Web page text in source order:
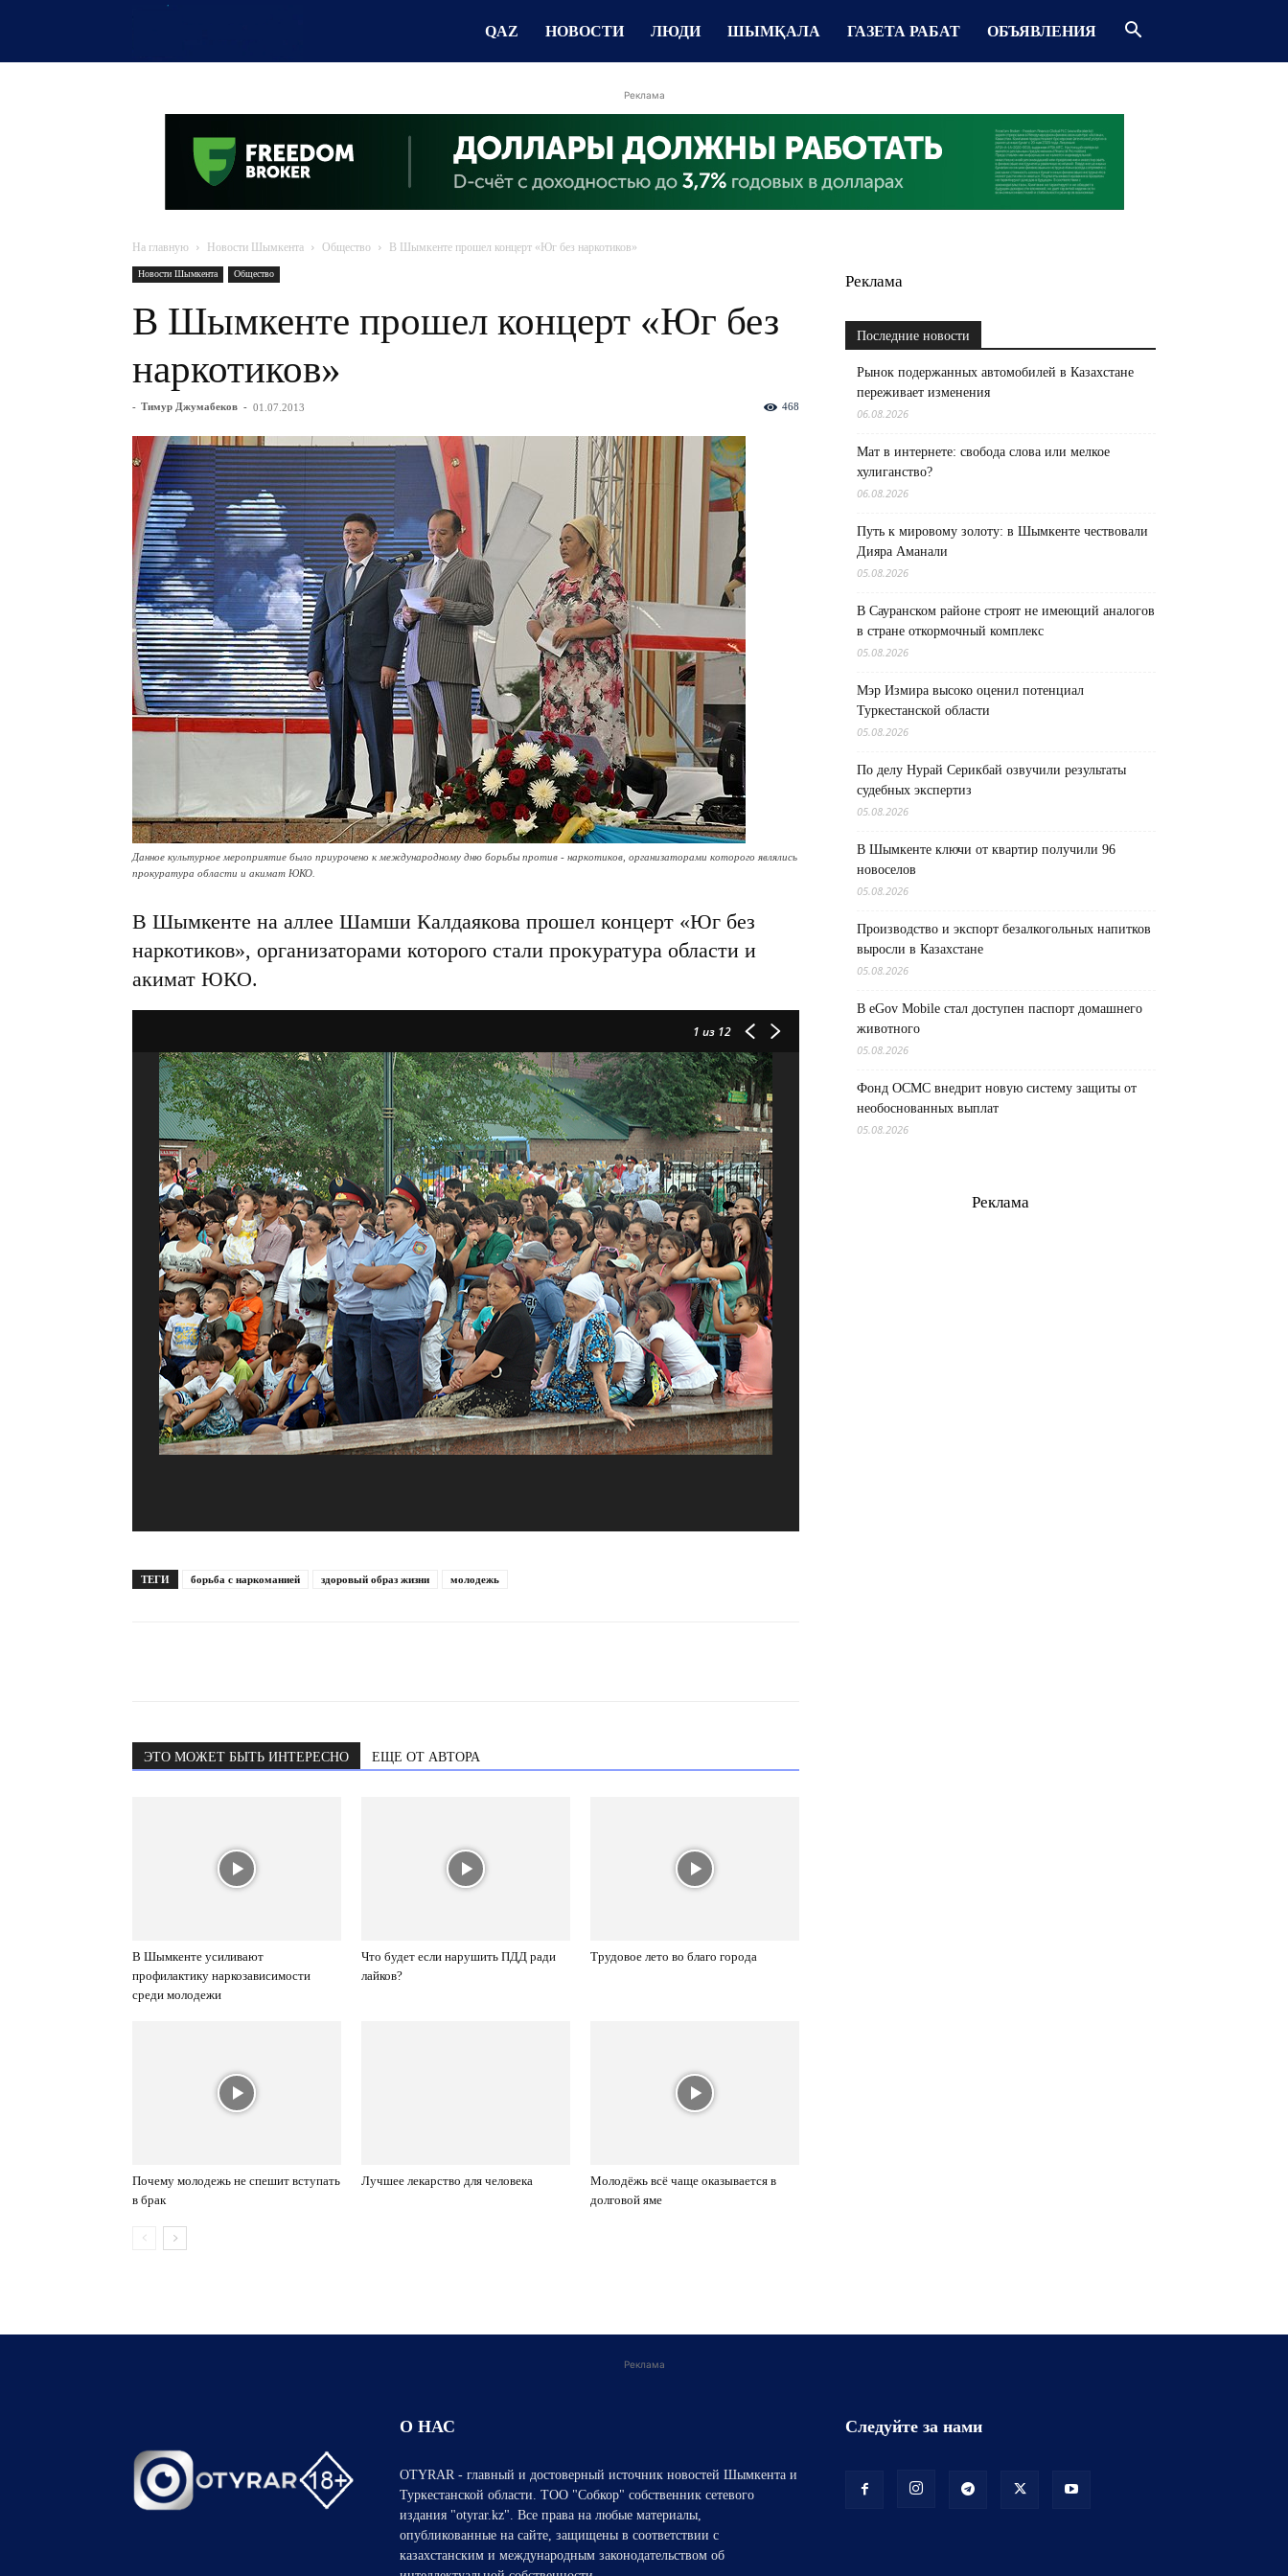
QAZ НОВОСТИ ЛЮДИ ШЫМҚАЛА ГАЗЕТА РАБАТ ОБЪЯВЛЕНИЯ
Реклама
На главную Новости Шымкента Общество В Шымкенте прошел концерт «Юг без наркотиков»
Новости Шымкента Общество
В Шымкенте прошел концерт «Юг без
наркотиков»
- Тимур Джумабеков - 01.07.2013 468
Данное культурное мероприятие было приурочено к международному дню борьбы против - наркотиков, организаторами которого являлись
прокуратура области и акимат ЮКО.
В Шымкенте на аллее Шамши Калдаякова прошел концерт «Юг без
наркотиков», организаторами которого стали прокуратура области и
акимат ЮКО.
1 из 12
Айгерим Калаубаева выступила как ведущая мероприятия.
ТЕГИ борьба с наркоманией здоровый образ жизни молодежь
ЭТО МОЖЕТ БЫТЬ ИНТЕРЕСНО ЕЩЕ ОТ АВТОРА
В Шымкенте усиливают
профилактику наркозависимости
среди молодежи
Что будет если нарушить ПДД ради
лайков?
Трудовое лето во благо города
Почему молодежь не спешит вступать
в брак
Лучшее лекарство для человека
Молодёжь всё чаще оказывается в
долговой яме
Реклама
Последние новости
Рынок подержанных автомобилей в Казахстане
переживает изменения
06.08.2026
Мат в интернете: свобода слова или мелкое
хулиганство?
06.08.2026
Путь к мировому золоту: в Шымкенте чествовали
Дияра Аманали
05.08.2026
В Сауранском районе строят не имеющий аналогов
в стране откормочный комплекс
05.08.2026
Мэр Измира высоко оценил потенциал
Туркестанской области
05.08.2026
По делу Нурай Серикбай озвучили результаты
судебных экспертиз
05.08.2026
В Шымкенте ключи от квартир получили 96
новоселов
05.08.2026
Производство и экспорт безалкогольных напитков
выросли в Казахстане
05.08.2026
В eGov Mobile стал доступен паспорт домашнего
животного
05.08.2026
Фонд ОСМС внедрит новую систему защиты от
необоснованных выплат
05.08.2026
Реклама
Реклама
О НАС
OTYRAR - главный и достоверный источник новостей Шымкента и
Туркестанской области. ТОО "Собкор" собственник сетевого
издания "otyrar.kz". Все права на любые материалы,
опубликованные на сайте, защищены в соответствии с
казахстанским и международным законодательством об
Следуйте за нами